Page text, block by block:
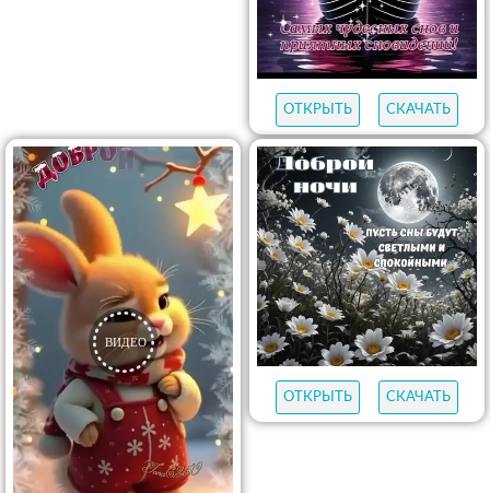
ОТКРЫТЬ СКАЧАТЬ
ОТКРЫТЬ СКАЧАТЬ